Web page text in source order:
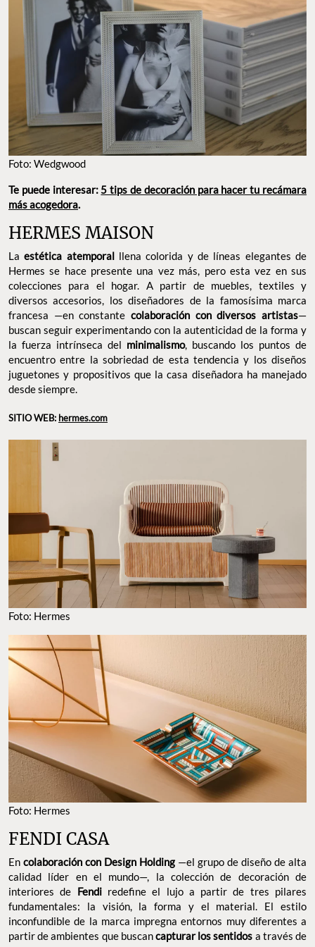
Foto: Wedgwood
Te puede interesar: 5 tips de decoración para hacer tu recámara
más acogedora.
HERMES MAISON
Laestética atemporalllena colorida y de líneas elegantes de
Hermes se hace presente una vez más, pero esta vez en sus
colecciones para el hogar. A partir de muebles, textiles y
diversos accesorios, los diseñadores de la famosísima marca
francesa —en constante colaboración con diversos artistas—
buscan seguir experimentando con la autenticidad de la forma y
la fuerza intrínseca del minimalismo, buscando los puntos de
encuentro entre la sobriedad de esta tendencia y los diseños
juguetones y propositivos que la casa diseñadora ha manejado
desde siempre.
SITIO WEB: hermes.com
Foto: Hermes
Foto: Hermes
FENDI CASA
En colaboración con Design Holding —el grupo de diseño de alta
calidad líder en el mundo—, la colección de decoración de
interiores de Fendiredefine el lujo a partir de tres pilares
fundamentales: la visión, la forma y el material. El estilo
inconfundible de la marca impregna entornos muy diferentes a
partir de ambientes que buscancapturar los sentidos a través de